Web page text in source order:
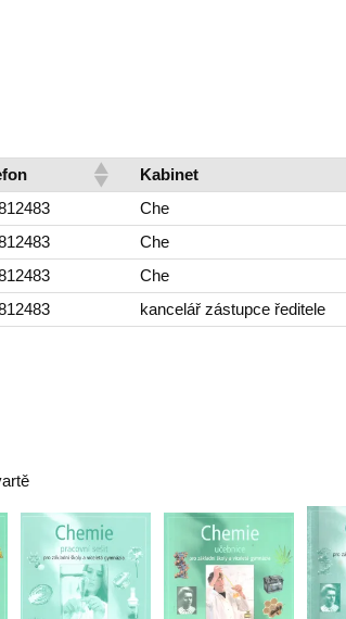
Kabinet
Che
Che
Che
kancelář zástupce ředitele